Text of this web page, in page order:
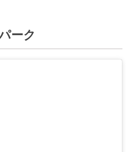
ーク